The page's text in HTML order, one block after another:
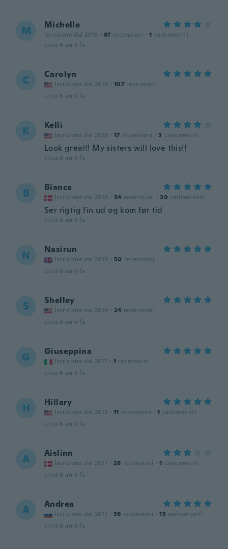
M Michelle
Iscrizione dal 2015 · 87 recensioni · 1 caricamenti
circa 6 anni fa
C Carolyn
Iscrizione dal 2019 · 107 recensioni
circa 6 anni fa
K Kelli
Iscrizione dal 2018 · 17 recensioni · 3 caricamenti
Look great!! My sisters will love this!!
circa 6 anni fa
B Bianca
Iscrizione dal 2016 · 54 recensioni · 30 caricamenti
Ser rigtig fin ud og kom før tid
circa 6 anni fa
N Nasirun
Iscrizione dal 2018 · 50 recensioni
circa 6 anni fa
S Shelley
Iscrizione dal 2014 · 24 recensioni
circa 6 anni fa
G Giuseppina
Iscrizione dal 2017 · 1 recensioni
circa 6 anni fa
H Hillary
Iscrizione dal 2012 · 11 recensioni · 1 caricamenti
circa 6 anni fa
A Aislinn
Iscrizione dal 2017 · 28 recensioni · 1 caricamenti
circa 6 anni fa
A Andrea
Iscrizione dal 2017 · 36 recensioni · 13 caricamenti
circa 6 anni fa